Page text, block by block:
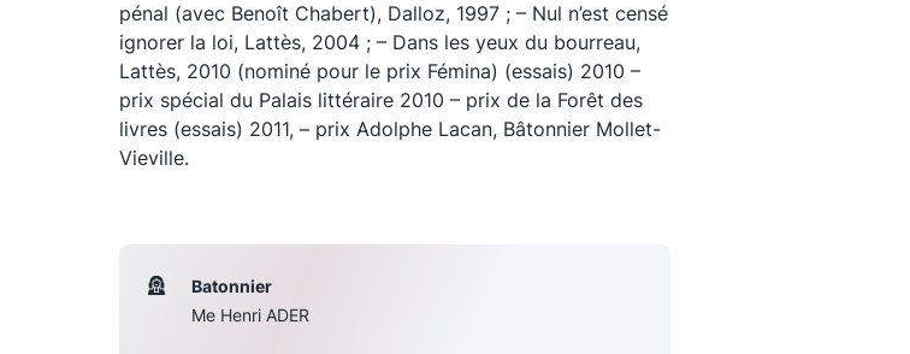
pénal (avec Benoît Chabert), Dalloz, 1997 ; – Nul n’est censé
ignorer la loi, Lattès, 2004 ; – Dans les yeux du bourreau,
Lattès, 2010 (nominé pour le prix Fémina) (essais) 2010 –
prix spécial du Palais littéraire 2010 – prix de la Forêt des
livres (essais) 2011, – prix Adolphe Lacan, Bâtonnier Mollet-
Vieville.
Batonnier
Me Henri ADER